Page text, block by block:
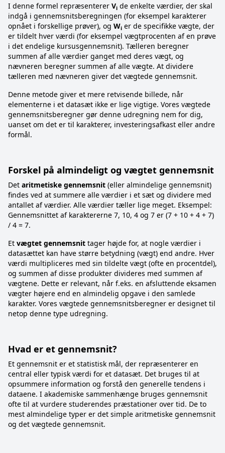
I denne formel repræsenterer Vi de enkelte værdier, der skal
indgå i gennemsnitsberegningen (for eksempel karakterer
opnået i forskellige prøver), og Wi er de specifikke vægte, der
er tildelt hver værdi (for eksempel vægtprocenten af en prøve
i det endelige kursusgennemsnit). Tælleren beregner
summen af alle værdier ganget med deres vægt, og
nævneren beregner summen af alle vægte. At dividere
tælleren med nævneren giver det vægtede gennemsnit.
Denne metode giver et mere retvisende billede, når
elementerne i et datasæt ikke er lige vigtige. Vores vægtede
gennemsnitsberegner gør denne udregning nem for dig,
uanset om det er til karakterer, investeringsafkast eller andre
formål.
Forskel på almindeligt og vægtet gennemsnit
Det aritmetiske gennemsnit (eller almindelige gennemsnit)
findes ved at summere alle værdier i et sæt og dividere med
antallet af værdier. Alle værdier tæller lige meget. Eksempel:
Gennemsnittet af karaktererne 7, 10, 4 og 7 er (7 + 10 + 4 + 7)
/ 4 = 7.
Et vægtet gennemsnit tager højde for, at nogle værdier i
datasættet kan have større betydning (vægt) end andre. Hver
værdi multipliceres med sin tildelte vægt (ofte en procentdel),
og summen af disse produkter divideres med summen af
vægtene. Dette er relevant, når f.eks. en afsluttende eksamen
vægter højere end en almindelig opgave i den samlede
karakter. Vores vægtede gennemsnitsberegner er designet til
netop denne type udregning.
Hvad er et gennemsnit?
Et gennemsnit er et statistisk mål, der repræsenterer en
central eller typisk værdi for et datasæt. Det bruges til at
opsummere information og forstå den generelle tendens i
dataene. I akademiske sammenhænge bruges gennemsnit
ofte til at vurdere studerendes præstationer over tid. De to
mest almindelige typer er det simple aritmetiske gennemsnit
og det vægtede gennemsnit.